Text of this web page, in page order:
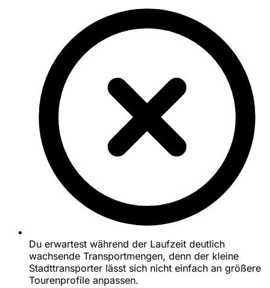
Du erwartest während der Laufzeit deutlich
wachsende Transportmengen, denn der kleine
Stadttransporter lässt sich nicht einfach an größere
Tourenprofile anpassen.